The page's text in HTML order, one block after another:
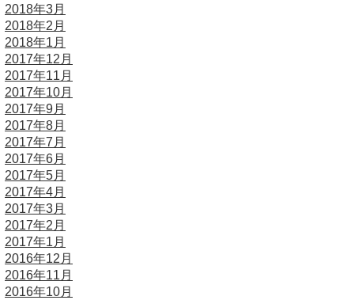
2018年3月
2018年2月
2018年1月
2017年12月
2017年11月
2017年10月
2017年9月
2017年8月
2017年7月
2017年6月
2017年5月
2017年4月
2017年3月
2017年2月
2017年1月
2016年12月
2016年11月
2016年10月